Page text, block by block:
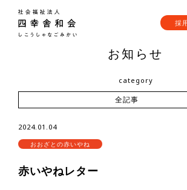
採
お知らせ
category
全記事
2024.01.04
おおざとの赤いやね
赤いやねレター